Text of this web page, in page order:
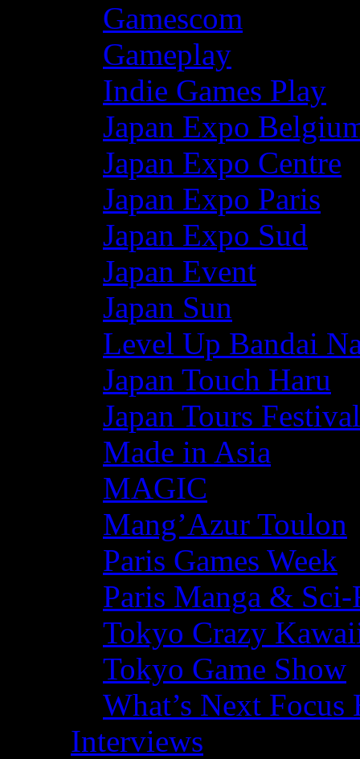
Gamescom
Gameplay
Indie Games Play
Japan Expo
Japan Expo Centre
Japan Expo Paris
Japan Expo Sud
Japan Event
Japan Sun
Level Up Bandai
Japan Touch Haru
Japan Tours Festival
Made in Asia
MAGIC
Mang’Azur Toulon
Paris Games Week
Paris Manga &
Tokyo Crazy
Tokyo Game Show
What’s Next
Interviews